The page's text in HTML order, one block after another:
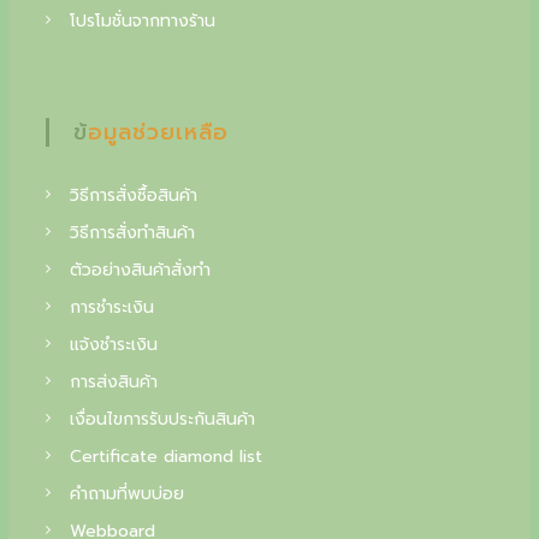
f
e
e
l
r
y
,
y
o
โปรโมชั่นจากทางร้าน
ข้อมูลช่วยเหลือ
วิธีการสั่งซื้อสินค้า
วิธีการสั่งทำสินค้า
ตัวอย่างสินค้าสั่งทำ
การชำระเงิน
แจ้งชำระเงิน
การส่งสินค้า
เงื่อนไขการรับประกันสินค้า
Certificate diamond list
คำถามที่พบบ่อย
Webboard